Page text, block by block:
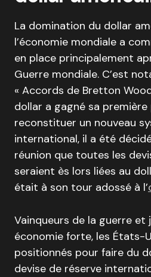
La domination du dollar
l’économie mondiale a
en place principalement
Guerre mondiale. C’est
« Accords de Bretton
dollar a gagné sa première
reconstituer un nouveau
international, il a été
réunion que toutes les
seraient ès lors liées au
était à son tour adossé à l’
Vainqueurs de la guerre et
économie forte, les États-
positionnés pour faire du
devise de réserve